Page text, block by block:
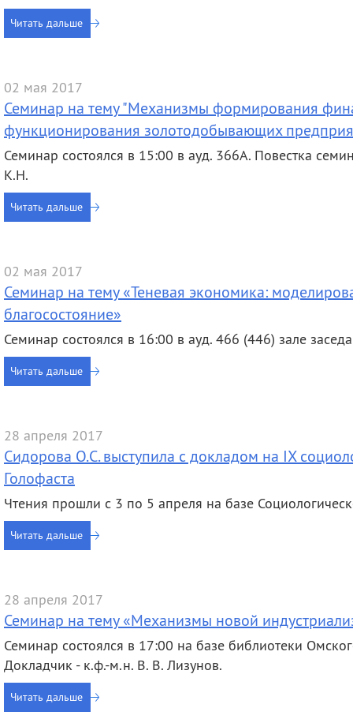
Читать дальше
02 мая 2017
Семинар на тему "Механизмы формирования
функционирования золотодобывающих
Семинар состоялся в 15:00 в ауд. 366А. Повестка
К.Н.
Читать дальше
02 мая 2017
Семинар на тему «Теневая экономика:
благосостояние»
Семинар состоялся в 16:00 в ауд. 466 (446) зале
Читать дальше
28 апреля 2017
Сидорова О.С. выступила с докладом на IX
Голофаста
Чтения прошли с 3 по 5 апреля на базе
Читать дальше
28 апреля 2017
Семинар на тему «Механизмы новой
Семинар состоялся в 17:00 на базе библиотеки
Докладчик - к.ф.-м.н. В. В. Лизунов.
Читать дальше